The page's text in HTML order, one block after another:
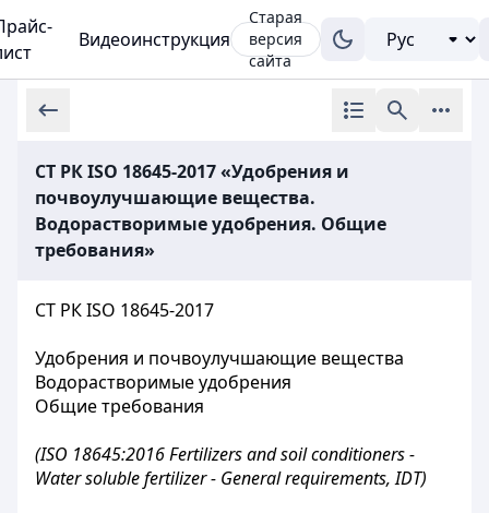
Видеоинструкция
Старая
версия
сайта
СТ РК ISO 18645-2017 «Удобрения и
почвоулучшающие вещества.
Водорастворимые удобрения. Общие
требования»
СТ РК ISO 18645-2017
Удобрения и почвоулучшающие вещества
Водорастворимые удобрения
Общие требования
(ISO 18645:2016 Fertilizers and soil conditioners -
Water soluble fertilizer - General requirements, IDT)